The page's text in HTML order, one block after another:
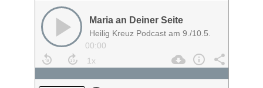
Maria an Deiner Seite
Heilig Kreuz Podcast am 9./10.5.
00:00